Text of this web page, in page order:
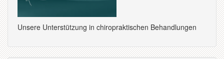
Unsere Unterstützung in chiropraktischen Behandlungen